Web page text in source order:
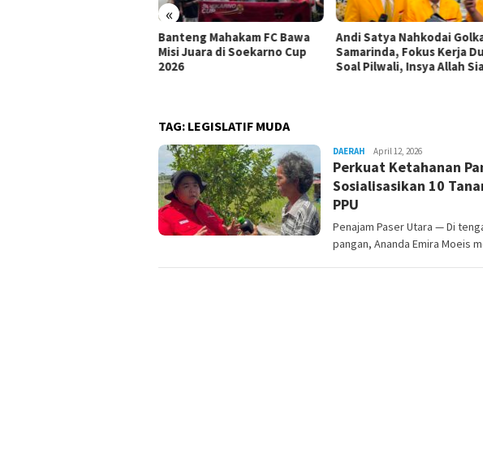
«
Banteng Mahakam FC Bawa
Misi Juara di Soekarno Cup
2026
Andi Satya Nahkodai
Samarinda, Fokus Kerja
Soal Pilwali, Insya Allah
TAG: LEGISLATIF MUDA
DAERAH Admin
Pesut
April 12, 2026
Perkuat Ketahanan
Sosialisasikan 10
PPU
Penajam Paser Utara — Di
pangan, Ananda Emira Moeis